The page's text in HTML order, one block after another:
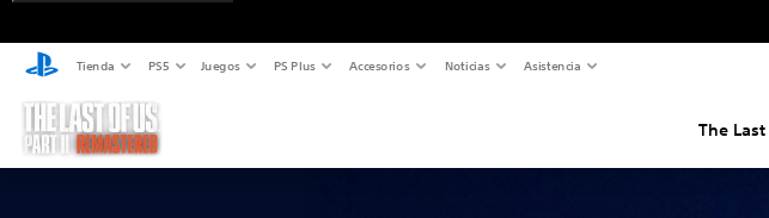
Tienda PS5 Juegos PS Plus Accesorios Noticias Asistencia
The